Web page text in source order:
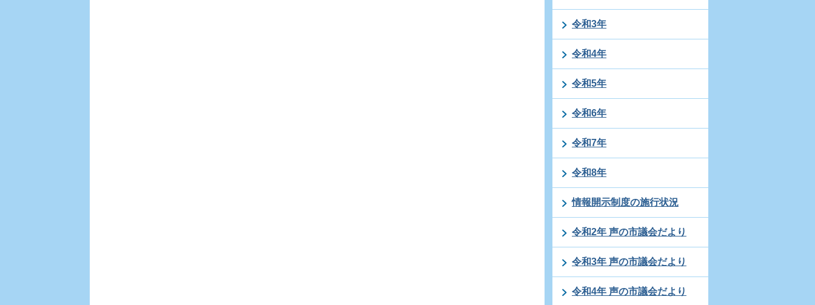
令和3年
令和4年
令和5年
令和6年
令和7年
令和8年
情報開示制度の施行状況
令和2年 声の市議会だより
令和3年 声の市議会だより
令和4年 声の市議会だより